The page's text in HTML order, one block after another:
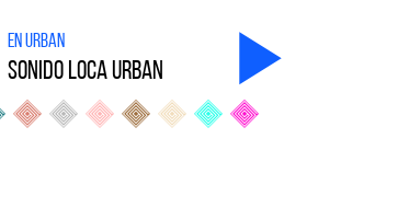
en Urban
sonido Loca Urban